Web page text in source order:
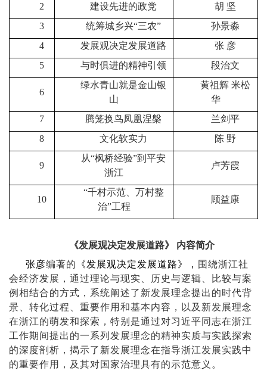
2
建设先进的政党 胡 坚
3
统筹城乡兴“三农”
孙景淼
4
发展观决定发展道路 张 彦
5
与时俱进的精神引领 段治文
6
绿水青山就是金山银
山
黄祖辉 米松
华
7
腾笼换鸟凤凰涅槃
兰剑平
8
文化软实力 陈 野
9
从“枫桥经验”到平安
浙江
卢芳霞
10
“千村示范、万村整
治”工程
顾益康
《发展观决定发展道路》 内容简介
张彦编著的 《发展观决定发展道路》， 围绕浙江社
会经济发展，通过理论与现实、历史与逻辑、比较与案
例相结合的方式，系统阐述了新发展理念提出的时代背
景、转化过程、重要作用和基本内容，以及新发展理念
在浙江的萌发和探索，特别是通过对习近平同志在浙江
工作期间提出的一系列发展理念的精神实质与实践探索
的深度剖析，揭示了新发展理念在指导浙江发展实践中
的重要作用，及其对国家治理具有的示范意义。